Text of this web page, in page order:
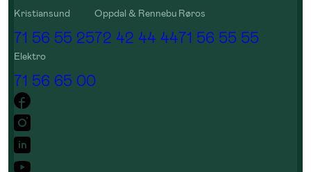
Kristiansund
71 56 55 25
Oppdal & Rennebu
72 42 44 44
Røros
71 56 55 55
Elektro
71 56 65 00